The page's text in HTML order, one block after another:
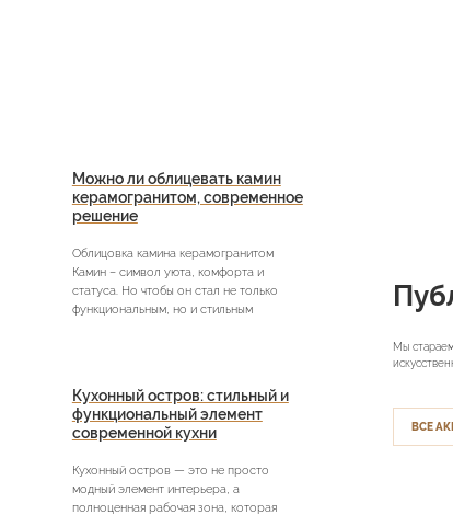
Мы
ВСЕ
Можно ли облицевать камин
керамогранитом, современное
решение
Облицовка камина керамогранитом
Камин – символ уюта, комфорта и
статуса. Но чтобы он стал не только
функциональным, но и стильным
Кухонный остров: стильный и
функциональный элемент
современной кухни
Кухонный остров — это не просто
модный элемент интерьера, а
полноценная рабочая зона, которая